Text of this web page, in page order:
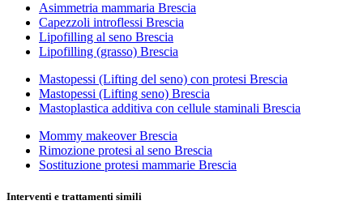
Asimmetria mammaria Brescia
Capezzoli introflessi Brescia
Lipofilling al seno Brescia
Lipofilling (grasso) Brescia
Mastopessi (Lifting del seno) con protesi Brescia
Mastopessi (Lifting seno) Brescia
Mastoplastica additiva con cellule staminali Brescia
Mommy makeover Brescia
Rimozione protesi al seno Brescia
Sostituzione protesi mammarie Brescia
Interventi e trattamenti simili